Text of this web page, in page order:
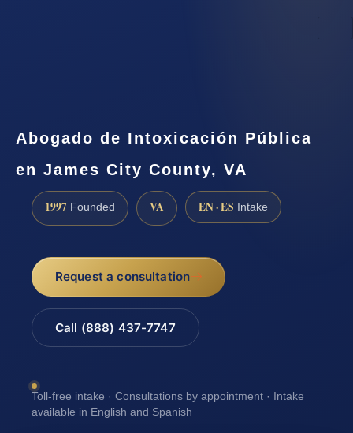
Abogado de Intoxicación Pública
en James City County, VA
1997 Founded VA EN · ES Intake
Request a consultation
Call (888) 437-7747
Toll-free intake · Consultations by appointment · Intake
available in English and Spanish